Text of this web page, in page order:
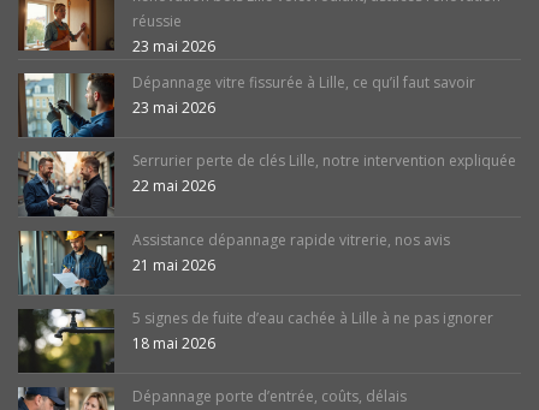
réussie
23 mai 2026
Dépannage vitre fissurée à Lille, ce qu’il faut savoir
23 mai 2026
Serrurier perte de clés Lille, notre intervention expliquée
22 mai 2026
Assistance dépannage rapide vitrerie, nos avis
21 mai 2026
5 signes de fuite d’eau cachée à Lille à ne pas ignorer
18 mai 2026
Dépannage porte d’entrée, coûts, délais